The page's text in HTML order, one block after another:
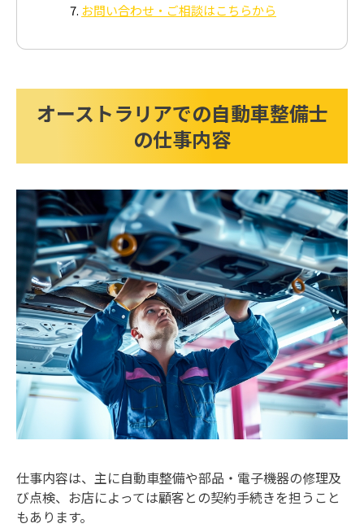
お問い合わせ・ご相談はこちらから
オーストラリアでの自動車整備士
の仕事内容
仕事内容は、主に自動車整備や部品・電子機器の修理及
び点検、お店によっては顧客との契約手続きを担うこと
もあります。